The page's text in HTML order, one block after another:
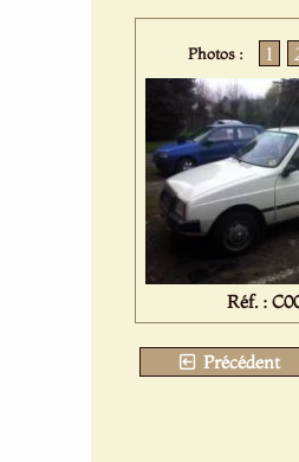
Photos : 1
Réf. :
Précédent